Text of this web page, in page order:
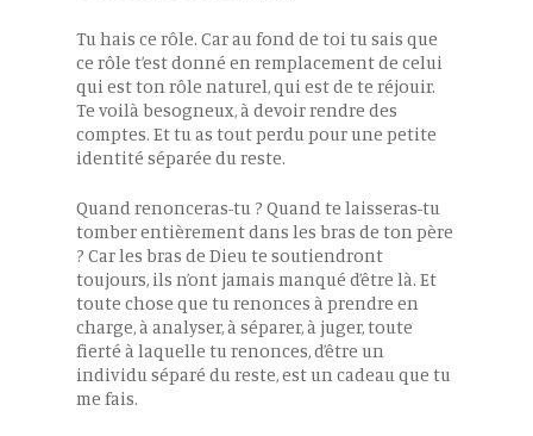
Tu hais ce rôle. Car au fond de toi tu sais que
ce rôle t’est donné en remplacement de celui
qui est ton rôle naturel, qui est de te réjouir.
Te voilà besogneux, à devoir rendre des
comptes. Et tu as tout perdu pour une petite
identité séparée du reste.
Quand renonceras-tu ? Quand te laisseras-tu
tomber entièrement dans les bras de ton père
? Car les bras de Dieu te soutiendront
toujours, ils n’ont jamais manqué d’être là. Et
toute chose que tu renonces à prendre en
charge, à analyser, à séparer, à juger, toute
fierté à laquelle tu renonces, d’être un
individu séparé du reste, est un cadeau que tu
me fais.